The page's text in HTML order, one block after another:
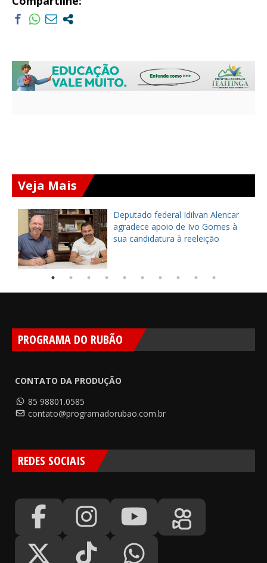
Veja Mais
Deputado federal Idilvan Alencar
agradece apoio de Ivo Gomes à
sua candidatura à reeleição
PROGRAMA DO RUBÃO
CONTATO DA PRODUÇÃO
85 98801.0585
contato@programadorubao.com.br
REDES SOCIAIS